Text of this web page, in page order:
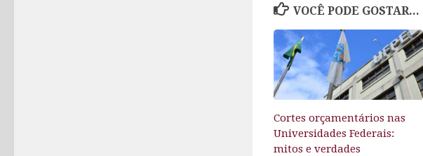
VOCÊ PODE GOSTAR...
Cortes orçamentários nas
Universidades Federais:
mitos e verdades